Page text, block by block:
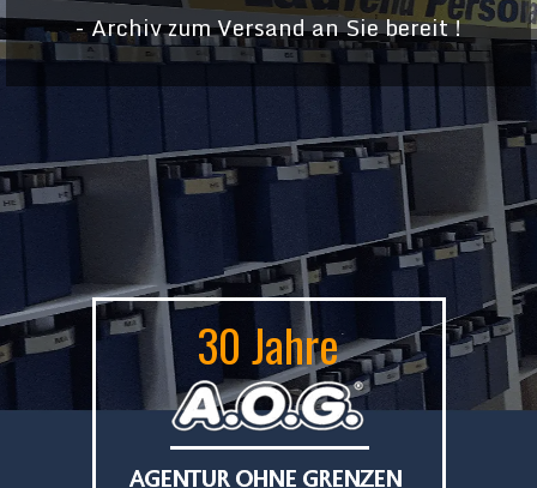
- Archiv zum Versand an Sie bereit !
30 Jahre